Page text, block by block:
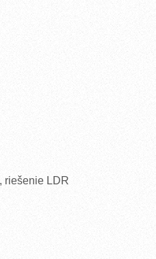
riešenie LDR